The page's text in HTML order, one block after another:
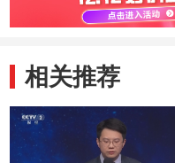
相关推荐